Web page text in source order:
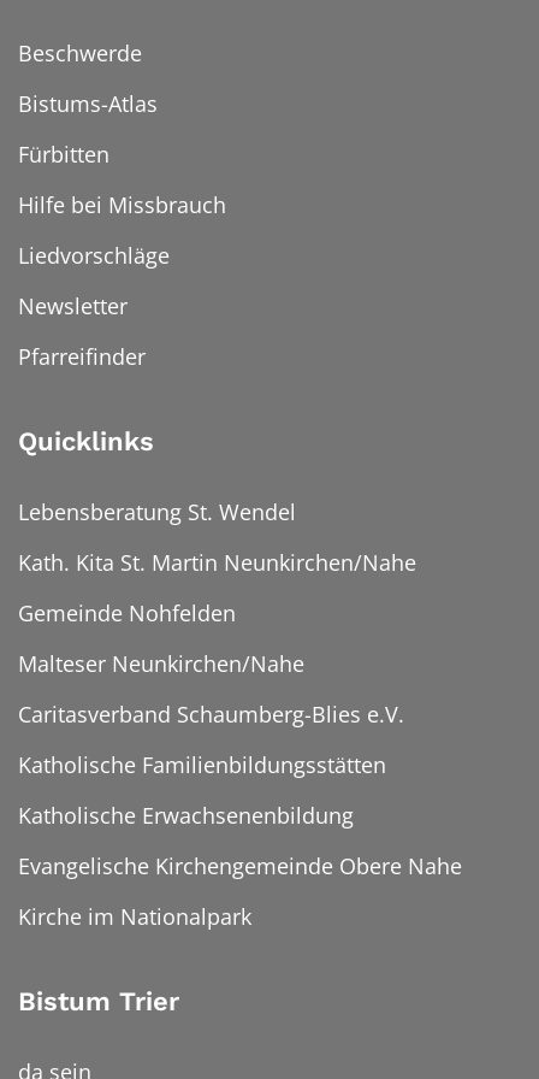
Beschwerde
Bistums-Atlas
Fürbitten
Hilfe bei Missbrauch
Liedvorschläge
Newsletter
Pfarreifinder
Quicklinks
Lebensberatung St. Wendel
Kath. Kita St. Martin Neunkirchen/Nahe
Gemeinde Nohfelden
Malteser Neunkirchen/Nahe
Caritasverband Schaumberg-Blies e.V.
Katholische Familienbildungsstätten
Katholische Erwachsenenbildung
Evangelische Kirchengemeinde Obere Nahe
Kirche im Nationalpark
Bistum Trier
da sein